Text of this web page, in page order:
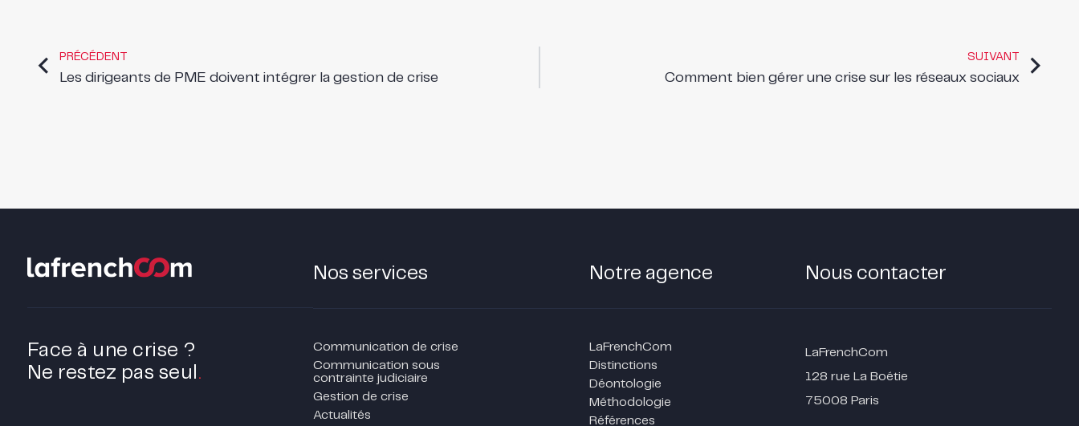
PRÉCÉDENT
Les dirigeants de PME doivent intégrer la gestion de crise
SUIVANT
Comment bien gérer une crise sur les réseaux sociaux
Face à une crise ?
Ne restez pas seul .
Nos services
Communication de crise
Communication sous
contrainte judiciaire
Gestion de crise
Actualités
Notre agence
LaFrenchCom
Distinctions
Déontologie
Méthodologie
Références
Nous contacter
LaFrenchCom
128 rue La Boétie
75008 Paris